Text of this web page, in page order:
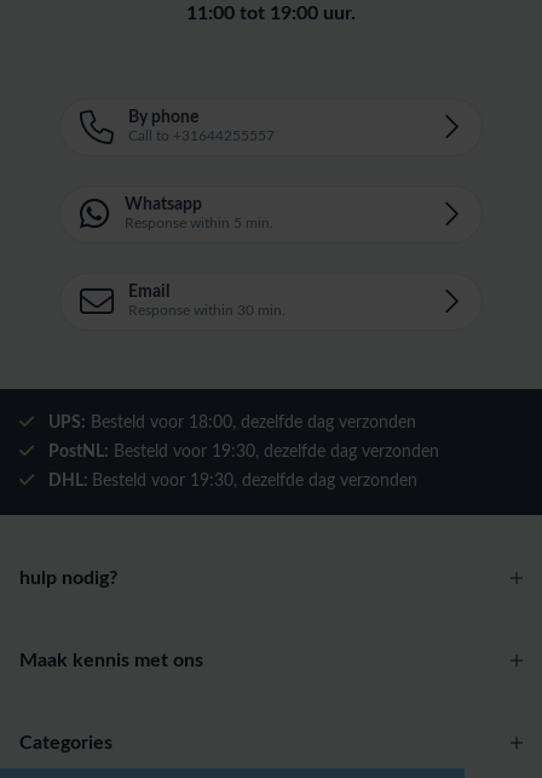
11:00 tot 19:00 uur.
By phone
Call to +31644255557
Whatsapp
Response within 5 min.
Email
Response within 30 min.
UPS: Besteld voor 18:00, dezelfde dag verzonden
PostNL: Besteld voor 19:30, dezelfde dag verzonden
DHL: Besteld voor 19:30, dezelfde dag verzonden
hulp nodig?
Maak kennis met ons
Categories